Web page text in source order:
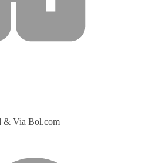
& Via Bol.com